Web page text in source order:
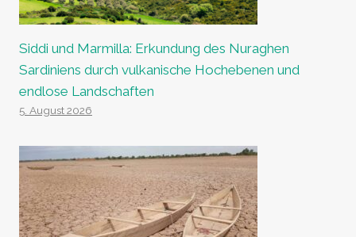
Siddi und Marmilla: Erkundung des Nuraghen
Sardiniens durch vulkanische Hochebenen und
endlose Landschaften
5. August 2026